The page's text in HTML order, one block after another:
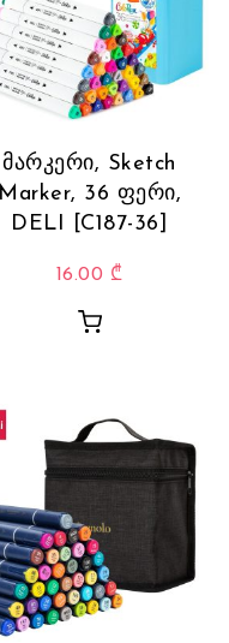
მარკერი, Sketch
Marker, 36 ფერი,
DELI [C187-36]
16.00 ₾